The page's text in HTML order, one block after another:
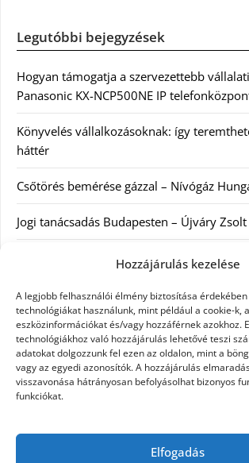
Hozzájárulás kezelése
A legjobb felhasználói élmény biztosítása
technológiákat használunk, mint például a cookie-k,
eszközinformációkat és/vagy hozzáférnek azokhoz.
technológiákhoz való hozzájárulás lehetővé teszi
adatokat dolgozzunk fel ezen az oldalon, mint a
vagy az egyedi azonosítók. A hozzájárulás
visszavonása hátrányosan befolyásolhat bizonyos
funkciókat.
Elfogadás
Legutóbbi bejegyzések
Hogyan támogatja a szervezettebb
Panasonic KX-NCP500NE IP
Könyvelés vállalkozásoknak: így
háttér
Csőtörés bemérése gázzal – Nívógáz
Jogi tanácsadás Budapesten – Újváry
Arckrémek – mit érdemes tudni az
Kategóriák
Egyéb kategória
Szolgáltatás
Szórakozás